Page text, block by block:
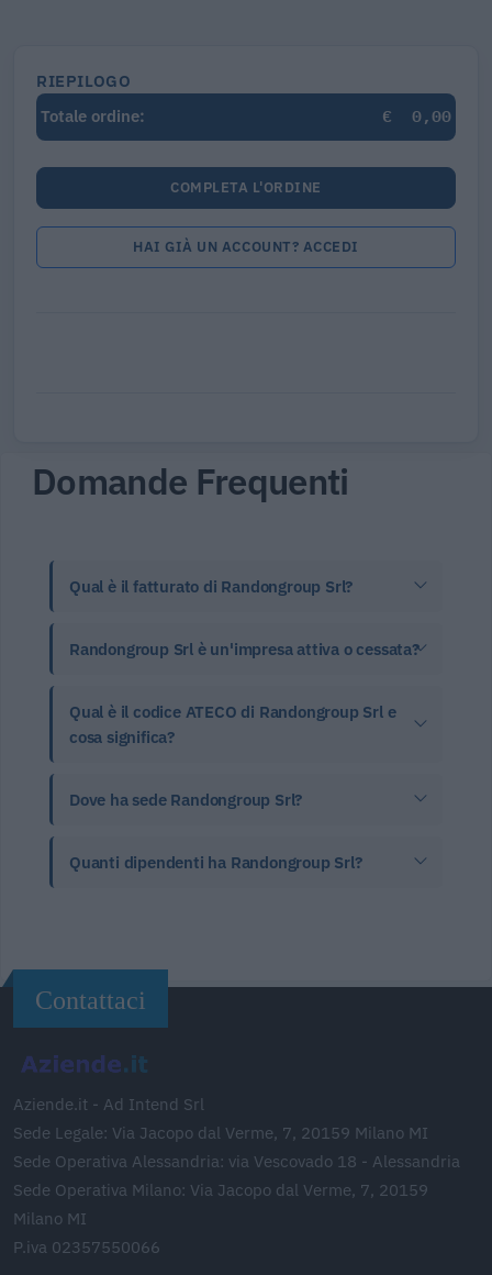
RIEPILOGO
Totale ordine:
€ 0,00
COMPLETA L'ORDINE
HAI GIÀ UN ACCOUNT? ACCEDI
Domande Frequenti
Qual è il fatturato di Randongroup Srl?
Randongroup Srl è un'impresa attiva o cessata?
Qual è il codice ATECO di Randongroup Srl e
cosa significa?
Dove ha sede Randongroup Srl?
Quanti dipendenti ha Randongroup Srl?
Contattaci
Aziende.it - Ad Intend Srl
Sede Legale: Via Jacopo dal Verme, 7, 20159 Milano MI
Sede Operativa Alessandria: via Vescovado 18 - Alessandria
Sede Operativa Milano: Via Jacopo dal Verme, 7, 20159
Milano MI
P.iva 02357550066